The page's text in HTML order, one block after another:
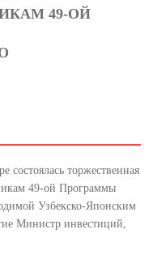
49-ОЙ
торжественная
49-ой Программы
Узбекско-Японским
Министр инвестиций,